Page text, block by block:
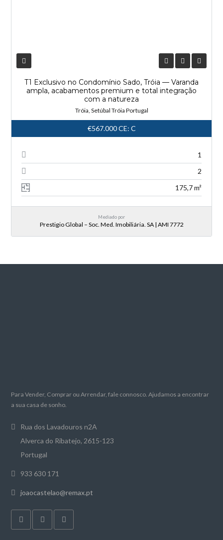
T1 Exclusivo no Condomínio Sado, Tróia — Varanda
ampla, acabamentos premium e total integração
com a natureza
Tróia, Setúbal Tróia Portugal
€567.000CE: C
1
2
175,7 m²
Mediado por
Prestigio Global – Soc. Med. Imobiliária. SA | AMI 7772
Para Vender, Comprar ou Arrendar, fale connosco. Ajudamos a encontrar
a sua casa de sonho.
Rua dos Lavadouros n2A
Alverca do Ribatejo, 2615-123
Portugal
933 630 171
joaocastelao@remax.pt